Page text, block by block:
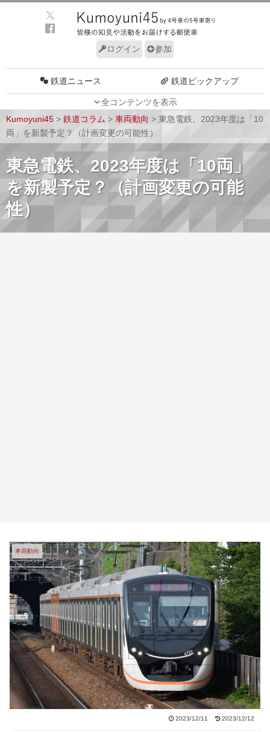
ログイン 参加
全コンテンツを表示
鉄道ニュース 鉄道ピックアップ
車両技術
ルール サイトについて
Kumoyuni45 > 鉄道コラム > 車両動向 > 東急電鉄、2023年度は「10
両」を新製予定？（計画変更の可能性）
東急電鉄、2023年度は「10両」
を新製予定？（計画変更の可能
性）
車両動向
2023/12/11 2023/12/12